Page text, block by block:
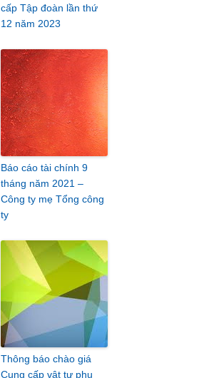
cấp Tập đoàn lần thứ
12 năm 2023
Báo cáo tài chính 9
tháng năm 2021 –
Công ty mẹ Tổng công
ty
Thông báo chào giá
Cung cấp vật tư phụ